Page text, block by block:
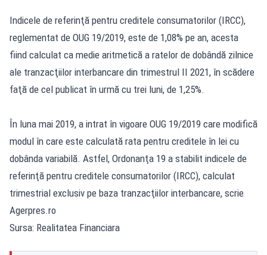
Indicele de referinţă pentru creditele consumatorilor (IRCC),
reglementat de OUG 19/2019, este de 1,08% pe an, acesta
fiind calculat ca medie aritmetică a ratelor de dobândă zilnice
ale tranzacţiilor interbancare din trimestrul II 2021, în scădere
faţă de cel publicat în urmă cu trei luni, de 1,25%.
În luna mai 2019, a intrat în vigoare OUG 19/2019 care modifică
modul în care este calculată rata pentru creditele în lei cu
dobânda variabilă. Astfel, Ordonanţa 19 a stabilit indicele de
referinţă pentru creditele consumatorilor (IRCC), calculat
trimestrial exclusiv pe baza tranzacţiilor interbancare, scrie
Agerpres.ro
Sursa: Realitatea Financiara